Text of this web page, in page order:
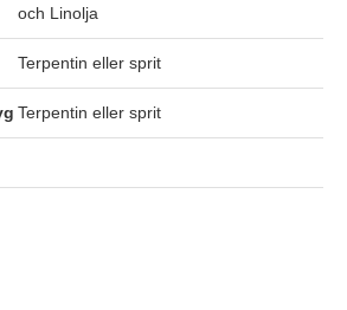
och Linolja
Terpentin eller sprit
Terpentin eller sprit